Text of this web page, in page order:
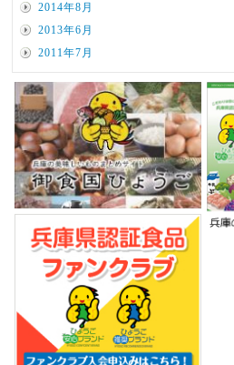
2014年8月
2013年6月
2011年7月